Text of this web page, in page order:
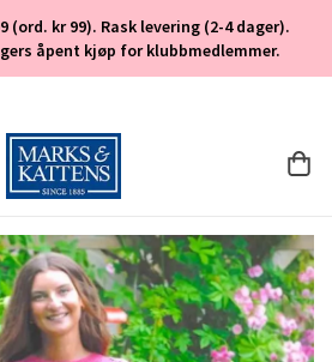
(ord. kr 99). Rask levering (2-4 dager).
åpent kjøp for klubbmedlemmer.